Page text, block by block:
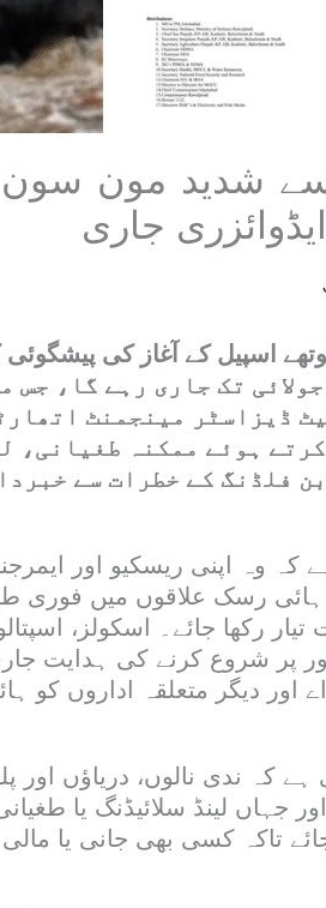
20 جولائی سے شدید مون
جاری
کے چوتھے اسپیل کے آغاز کی
ہے۔ محکمہ موسمیات کے مطابق یہ اسپیل 25 جولائی تک جاری
ڈیزاسٹر مینجمنٹ
ہوئے ممکنہ طغیانی،
فلڈنگ کے خطرات سے
کہ وہ اپنی ریسکیو اور
رسک علاقوں میں فوری
رکھا جائے۔ اسکولز،
پر شروع کرنے کی ہدایت
1122، ایس ڈی ایم اے اور دیگر متعلقہ اداروں
کہ ندی نالوں، دریاؤں اور
لینڈ سلائیڈنگ یا
تاکہ کسی بھی جانی یا